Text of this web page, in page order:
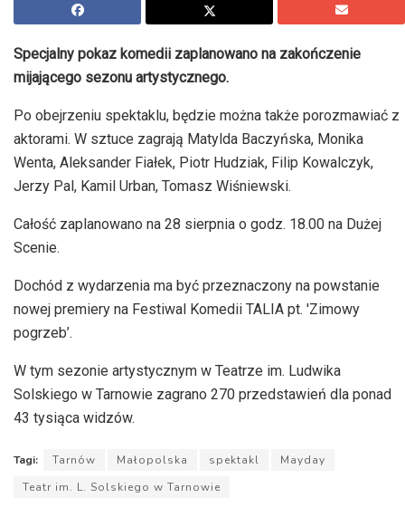
Specjalny pokaz komedii zaplanowano na zakończenie
mijającego sezonu artystycznego.
Po obejrzeniu spektaklu, będzie można także porozmawiać z
aktorami. W sztuce zagrają Matylda Baczyńska, Monika
Wenta, Aleksander Fiałek, Piotr Hudziak, Filip Kowalczyk,
Jerzy Pal, Kamil Urban, Tomasz Wiśniewski.
Całość zaplanowano na 28 sierpnia o godz. 18.00 na Dużej
Scenie.
Dochód z wydarzenia ma być przeznaczony na powstanie
nowej premiery na Festiwal Komedii TALIA pt. 'Zimowy
pogrzeb’.
W tym sezonie artystycznym w Teatrze im. Ludwika
Solskiego w Tarnowie zagrano 270 przedstawień dla ponad
43 tysiąca widzów.
Tagi: Tarnów Małopolska spektakl
Mayday
Teatr im. L. Solskiego w Tarnowie